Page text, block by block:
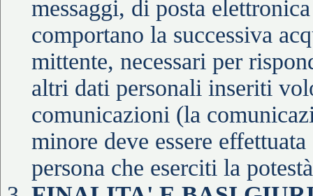
messaggi, di posta
comportano la successiva
mittente, necessari per
altri dati personali inseriti
comunicazioni (la
minore deve essere
persona che eserciti la